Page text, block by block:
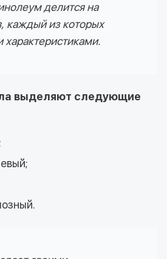
делится на
каждый из которых
характеристиками.
выделяют следующие